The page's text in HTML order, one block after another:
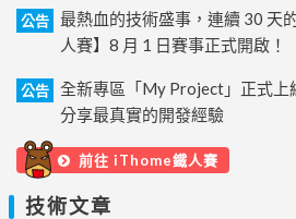
公告
最熱血的技術盛事，連續 30 天
人賽】8 月 1 日賽事正式開啟！
公告
全新專區「My Project」正式上
分享最真實的開發經驗
前往 iThome鐵人賽
技術文章